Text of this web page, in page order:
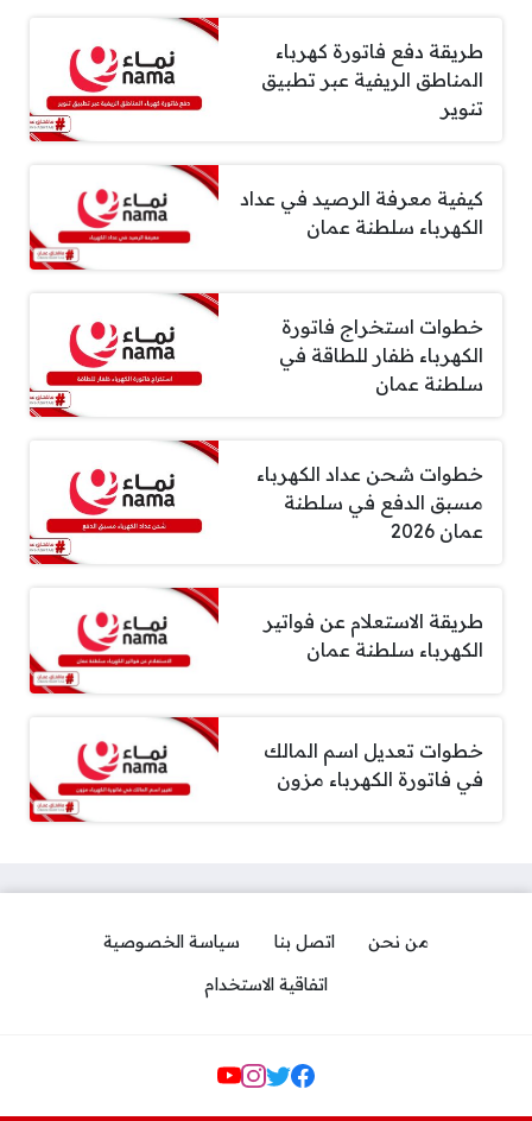
طريقة دفع فاتورة كهرباء
المناطق الريفية عبر تطبيق
تنوير
كيفية معرفة الرصيد في عداد
الكهرباء سلطنة عمان
خطوات استخراج فاتورة
الكهرباء ظفار للطاقة في
سلطنة عمان
خطوات شحن عداد الكهرباء
مسبق الدفع في سلطنة
عمان 2026
طريقة الاستعلام عن فواتير
الكهرباء سلطنة عمان
خطوات تعديل اسم المالك
في فاتورة الكهرباء مزون
من نحن اتصل بنا
سياسة الخصوصية
اتفاقية الاستخدام
Social Links